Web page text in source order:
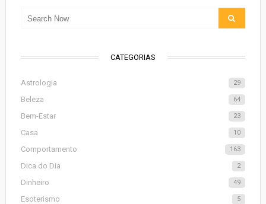
CATEGORIAS
Astrologia 29
Beleza 64
Bem-Estar 23
Casa 10
Comportamento 163
Dica do Dia 2
Dinheiro 49
Esoterismo 5